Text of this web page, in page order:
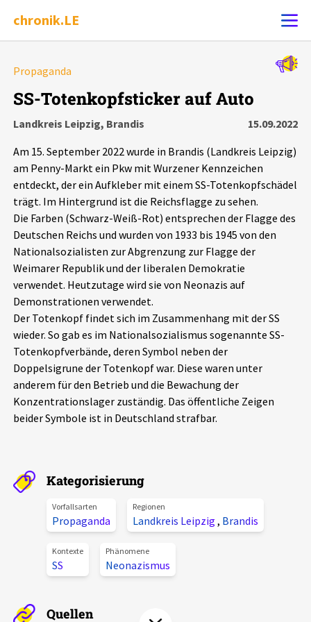
chronik.LE
Chronik
Dossiers
Leipziger Zustände
Schlaglichter
Phänomene
Aktuelles
Alle Beiträge
Veranstaltungen
Pressemitteilungen
Über uns
Projektbeschreibung
Spenden
chronik.LE in der Presse
Propaganda
SS-Totenkopfsticker auf Auto
Landkreis Leipzig, Brandis
15.09.2022
Am 15. September 2022 wurde in Brandis (Landkreis Leipzig)
am Penny-Markt ein Pkw mit Wurzener Kennzeichen
entdeckt, der ein Aufkleber mit einem SS-Totenkopfschädel
trägt. Im Hintergrund ist die Reichsflagge zu sehen.
Die Farben (Schwarz-Weiß-Rot) entsprechen der Flagge des
Deutschen Reichs und wurden von 1933 bis 1945 von den
Nationalsozialisten zur Abgrenzung zur Flagge der
Weimarer Republik und der liberalen Demokratie
verwendet. Heutzutage wird sie von Neonazis auf
Demonstrationen verwendet.
Der Totenkopf findet sich im Zusammenhang mit der SS
wieder. So gab es im Nationalsozialismus sogenannte SS-
Totenkopfverbände, deren Symbol neben der
Doppelsigrune der Totenkopf war. Diese waren unter
anderem für den Betrieb und die Bewachung der
Konzentrationslager zuständig. Das öffentliche Zeigen
beider Symbole ist in Deutschland strafbar.
Kategorisierung
Vorfallsarten
Propaganda
Regionen
Landkreis Leipzig , Brandis
Kontexte
SS
Phänomene
Neonazismus
Quellen
Alle Ereignisse
7502
Ereignisse
Exportieren ? Filter Erklärungen